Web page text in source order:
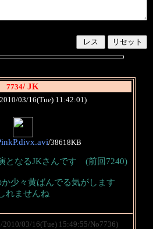
7734/ JK
03/16(Tue) 11:42:01)
/38618KB
となるJKさんです (前回7240)
少々黄ばんでる気がします
れませんね
2010/03/16(Tue) 15:49:55/No7736)